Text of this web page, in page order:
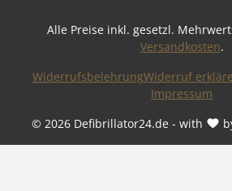
Alle Preise inkl. gesetzl.
Versandkosten.
© 2026 Defibrillator24.de - with
WiderrufsbelehrungWiderruf
Impressum